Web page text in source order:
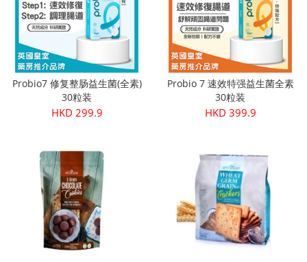
Probio7 修复整肠益生菌(全素)
30粒装
HKD 299.9
Probio 7 速效特强益生菌全素
30粒装
HKD 399.9